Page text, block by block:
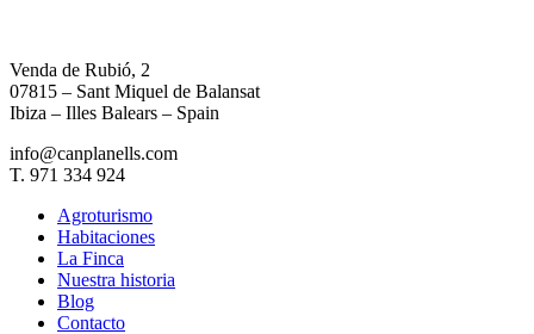
Venda de Rubió, 2
07815 – Sant Miquel de Balansat
Ibiza – Illes Balears – Spain
info@canplanells.com
T. 971 334 924
Agroturismo
Habitaciones
La Finca
Nuestra historia
Blog
Contacto